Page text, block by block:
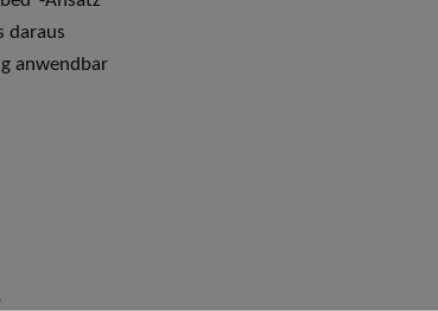
daraus
anwendbar